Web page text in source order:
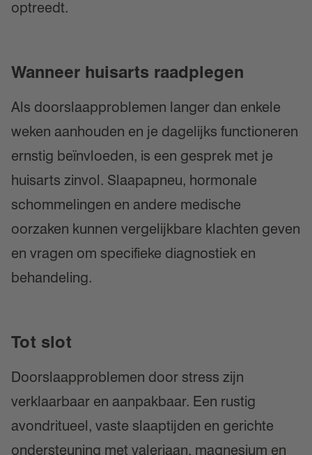
optreedt.
Wanneer huisarts raadplegen
Als doorslaapproblemen langer dan enkele
weken aanhouden en je dagelijks functioneren
ernstig beïnvloeden, is een gesprek met je
huisarts zinvol. Slaapapneu, hormonale
schommelingen en andere medische
oorzaken kunnen vergelijkbare klachten geven
en vragen om specifieke diagnostiek en
behandeling.
Tot slot
Doorslaapproblemen door stress zijn
verklaarbaar en aanpakbaar. Een rustig
avondritueel, vaste slaaptijden en gerichte
ondersteuning met valeriaan, magnesium en